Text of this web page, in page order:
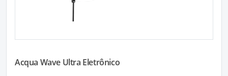
Acqua Wave Ultra Eletrônico